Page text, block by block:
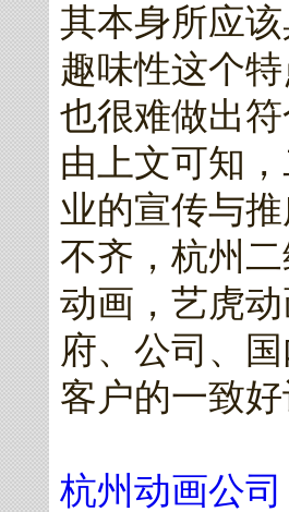
其本身所应
趣味性这个
也很难做出
由上文可知
业的宣传与
不齐，杭州
动画，艺虎
府、公司、
客户的一致
杭州动画公司